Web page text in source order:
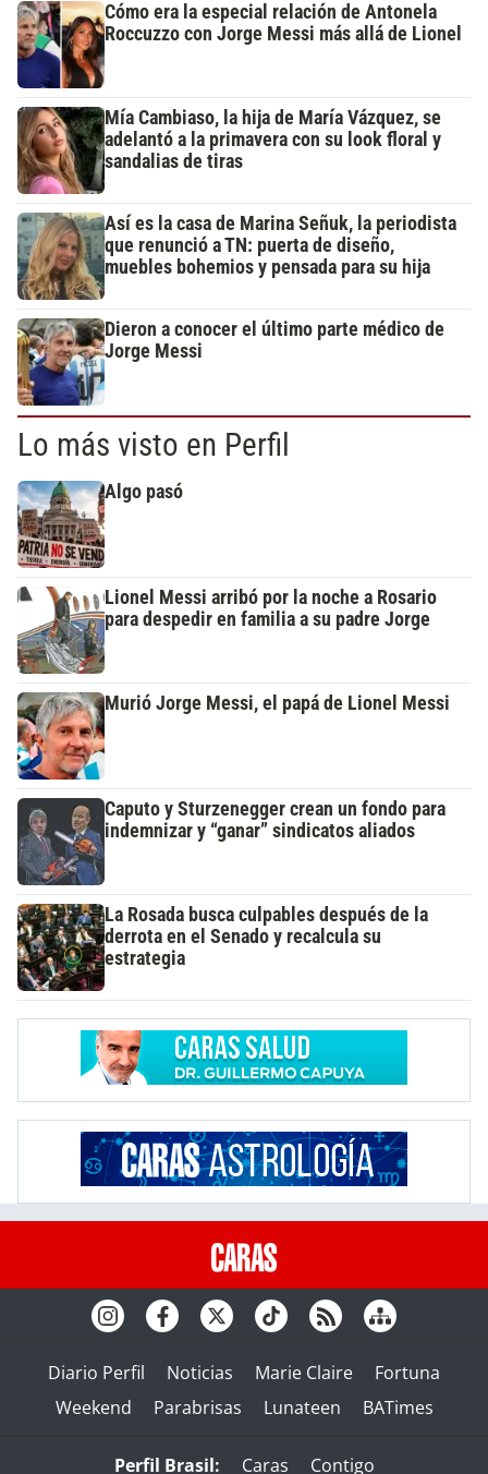
Cómo era la especial relación de Antonela
Roccuzzo con Jorge Messi más allá de Lionel
Mía Cambiaso, la hija de María Vázquez, se
adelantó a la primavera con su look floral y
sandalias de tiras
Así es la casa de Marina Señuk, la periodista
que renunció a TN: puerta de diseño,
muebles bohemios y pensada para su hija
Dieron a conocer el último parte médico de
Jorge Messi
Lo más visto en Perfil
Algo pasó
Lionel Messi arribó por la noche a Rosario
para despedir en familia a su padre Jorge
Murió Jorge Messi, el papá de Lionel Messi
Caputo y Sturzenegger crean un fondo para
indemnizar y “ganar” sindicatos aliados
La Rosada busca culpables después de la
derrota en el Senado y recalcula su
estrategia
Diario Perfil Noticias Marie Claire
Fortuna
Weekend
Parabrisas Lunateen BATimes
Perfil Brasil: Caras Contigo